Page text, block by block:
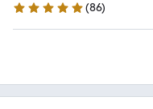
5 Sterne
(86)